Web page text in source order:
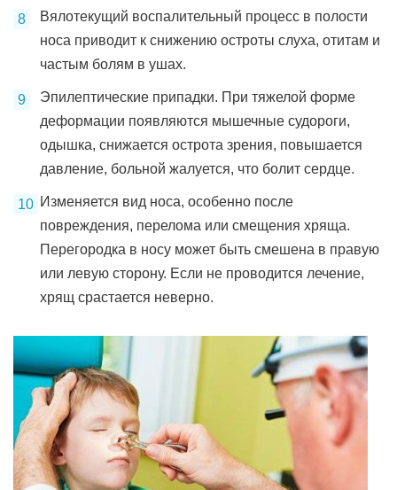
Вялотекущий воспалительный процесс в полости
носа приводит к снижению остроты слуха, отитам и
частым болям в ушах.
Эпилептические припадки. При тяжелой форме
деформации появляются мышечные судороги,
одышка, снижается острота зрения, повышается
давление, больной жалуется, что болит сердце.
Изменяется вид носа, особенно после
повреждения, перелома или смещения хряща.
Перегородка в носу может быть смешена в правую
или левую сторону. Если не проводится лечение,
хрящ срастается неверно.